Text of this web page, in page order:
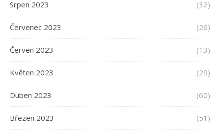
Srpen 2023 (32)
Červenec 2023 (26)
Červen 2023 (13)
Květen 2023 (29)
Duben 2023 (60)
Březen 2023 (51)